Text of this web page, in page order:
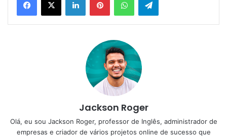
Jackson Roger
Olá, eu sou Jackson Roger, professor de Inglês, administrador de
empresas e criador de vários projetos online de sucesso que